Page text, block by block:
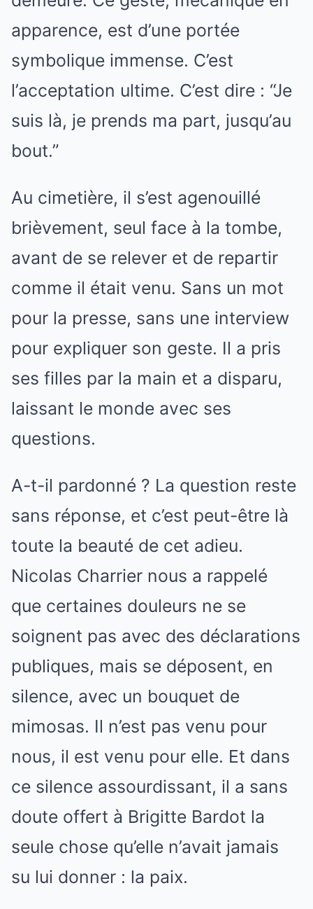
apparence, est d’une portée
symbolique immense. C’est
l’acceptation ultime. C’est dire : “Je
suis là, je prends ma part, jusqu’au
bout.”
Au cimetière, il s’est agenouillé
brièvement, seul face à la tombe,
avant de se relever et de repartir
comme il était venu. Sans un mot
pour la presse, sans une interview
pour expliquer son geste. Il a pris
ses filles par la main et a disparu,
laissant le monde avec ses
questions.
A-t-il pardonné ? La question reste
sans réponse, et c’est peut-être là
toute la beauté de cet adieu.
Nicolas Charrier nous a rappelé
que certaines douleurs ne se
soignent pas avec des déclarations
publiques, mais se déposent, en
silence, avec un bouquet de
mimosas. Il n’est pas venu pour
nous, il est venu pour elle. Et dans
ce silence assourdissant, il a sans
doute offert à Brigitte Bardot la
seule chose qu’elle n’avait jamais
su lui donner : la paix.